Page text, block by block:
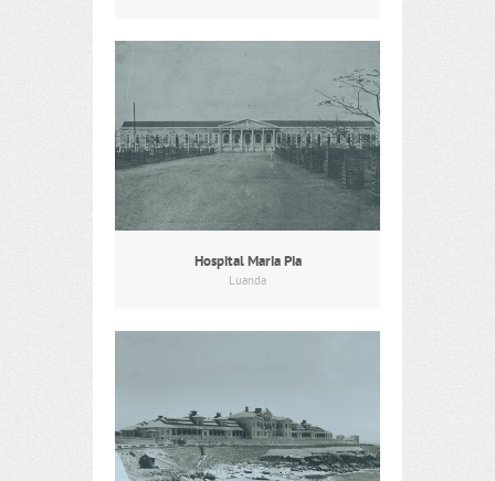
Hospital Maria Pia
Luanda